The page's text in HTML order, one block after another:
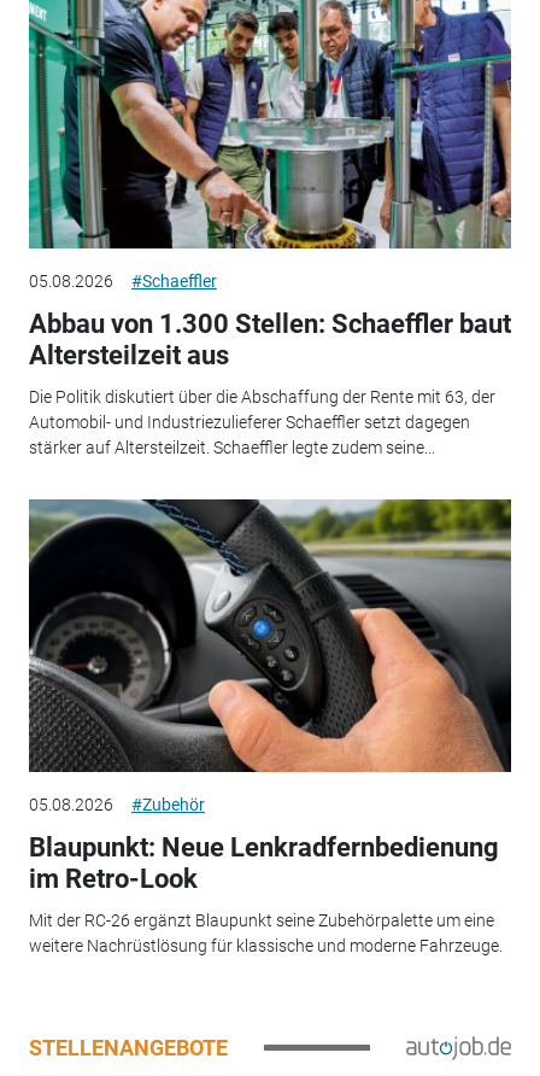
05.08.2026 #Schaeffler
Abbau von 1.300 Stellen: Schaeffler baut
Altersteilzeit aus
Die Politik diskutiert über die Abschaffung der Rente mit 63, der
Automobil- und Industriezulieferer Schaeffler setzt dagegen
stärker auf Altersteilzeit. Schaeffler legte zudem seine...
05.08.2026 #Zubehör
Blaupunkt: Neue Lenkradfernbedienung
im Retro-Look
Mit der RC-26 ergänzt Blaupunkt seine Zubehörpalette um eine
weitere Nachrüstlösung für klassische und moderne Fahrzeuge.
STELLENANGEBOTE